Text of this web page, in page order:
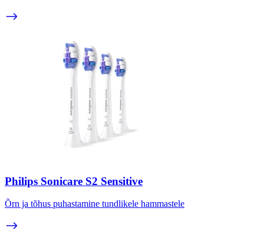
Philips Sonicare S2 Sensitive
Õrn ja tõhus puhastamine tundlikele hammastele